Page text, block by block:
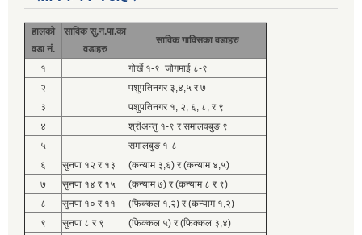
हालको
वडा नं.
साविक सु.न.पा.का
वडाहरु
साविक गाविसका वडाहरु
१
गोर्खे १-९ जोगमाई ८-९
२
पशुपतिनगर ३,४,५ र ७
३
पशुपतिनगर १, २, ६, ८, र ९
४
श्रीअन्तु १-९ र समालवबुङ ९
५
समालबुङ १-८
६
सुनपा १२ र १३
(कन्याम ३,६) र (कन्याम ४,५)
७
सुनपा १४ र १५
(कन्याम ७) र (कन्याम ८ र ९)
८
सुनपा १० र ११
(फिक्कल १,२) र (कन्याम १,२)
९
सुनपा ८ र ९
(फिक्कल ५) र (फिक्कल ३,४)